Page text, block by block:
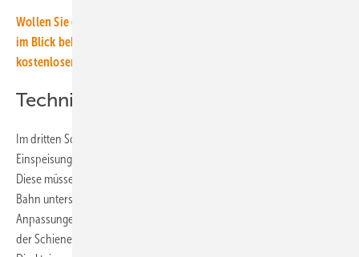
Wollen Sie die Möglichkeiten der Installation von Solaranlagen
im Blick behalten? Dann abonnieren Sie einfach unseren
kostenlosen Newsletter!
Technische Umsetzung untersuchen
Im dritten Schritt schauen sich die Experten noch an, wie die direkte
Einspeisung in das Bahnstromnetz technisch umgesetzt werden kann.
Diese müssen sie nicht nur anhand der relevanten Regelwerke der
Bahn untersuchen. Vielmehr schlagen sie eventuell notwendige
Anpassungen aufgrund der Integration von Solaranlagen an und in
der Schieneninfrastruktur vor und berücksichtigen dabei die